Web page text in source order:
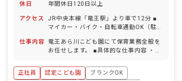
休日 年間休日120日以上
アクセス
JR中央本線「竜王駅」より車で12分 ■
マイカー・バイク・自転車通勤OK（駐
仕事内容
竜王あら川こども園にて保育業務全般を
お任せします。 ■具体的な仕事内容 ・乳
の援助支援） ・クラス運営・保護者支
援・保護者対応 ・入力業務（連絡帳・日
正社員 認定こども園
ブランクOK